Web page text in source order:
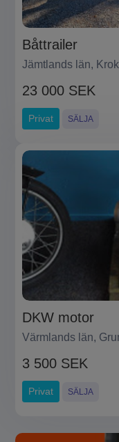
Båttrailer
Jämtlands län,
23 000 SEK
Privat SÄLJA
DKW motor
Värmlands län,
3 500 SEK
Privat SÄLJA